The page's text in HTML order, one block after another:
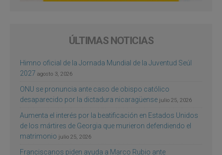
ÚLTIMAS NOTICIAS
Himno oficial de la Jornada Mundial de la Juventud Seúl
2027 agosto 3, 2026
ONU se pronuncia ante caso de obispo católico
desaparecido por la dictadura nicaragüense julio 25, 2026
Aumenta el interés por la beatificación en Estados Unidos
de los mártires de Georgia que murieron defendiendo el
matrimonio julio 25, 2026
Franciscanos piden ayuda a Marco Rubio ante